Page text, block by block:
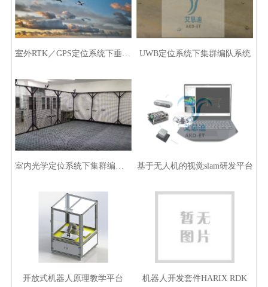
室外RTK／GPS定位系统下垂直固定翼集群编队系统 UWB定位系统下集群编队系统
基于无人机的视觉slam研发平台
开放式机器人原理教学平台 机器人开发套件HARIX RDK